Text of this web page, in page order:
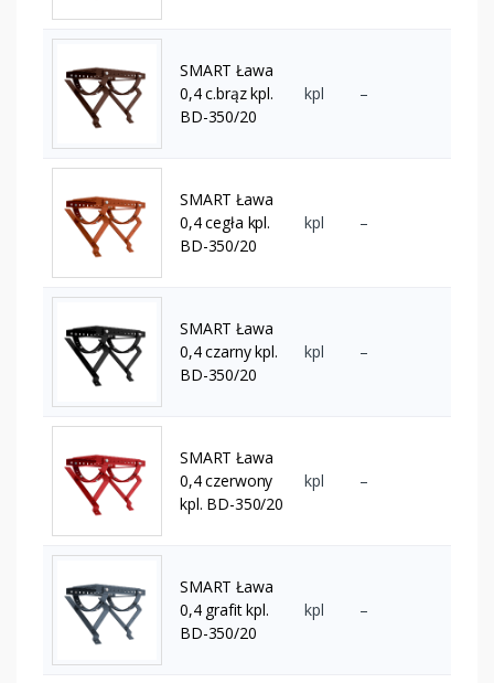
SMART Ława
0,4 c.brąz kpl.
BD-350/20
kpl –
SMART Ława
0,4 cegła kpl.
BD-350/20
kpl –
SMART Ława
0,4 czarny kpl.
BD-350/20
kpl –
SMART Ława
0,4 czerwony
kpl. BD-350/20
kpl –
SMART Ława
0,4 grafit kpl.
BD-350/20
kpl –